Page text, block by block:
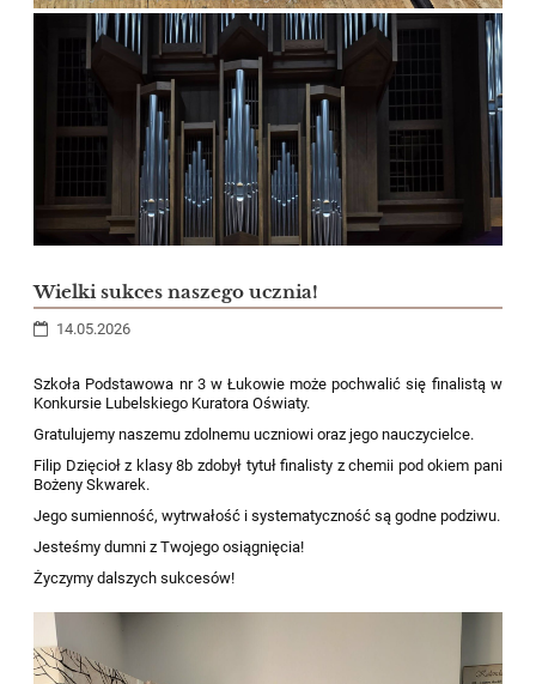
Wielki sukces naszego ucznia!
14.05.2026
Szkoła Podstawowa nr 3 w Łukowie może pochwalić się finalistą w
Konkursie Lubelskiego Kuratora Oświaty.
Gratulujemy naszemu zdolnemu uczniowi oraz jego nauczycielce.
Filip Dzięcioł z klasy 8b zdobył tytuł finalisty z chemii pod okiem pani
Bożeny Skwarek.
Jego sumienność, wytrwałość i systematyczność są godne podziwu.
Jesteśmy dumni z Twojego osiągnięcia!
Życzymy dalszych sukcesów!